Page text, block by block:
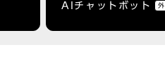
AIチャットボット